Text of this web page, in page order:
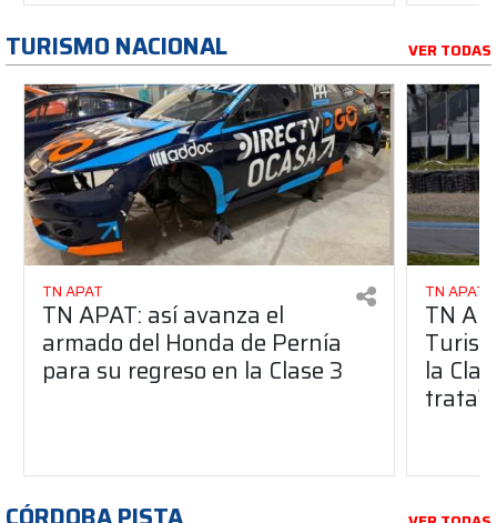
TURISMO NACIONAL VER TODAS
TN APAT
TN APAT: así avanza el
armado del Honda de Pernía
para su regreso en la Clase 3
TN APAT
TN
la
trata?